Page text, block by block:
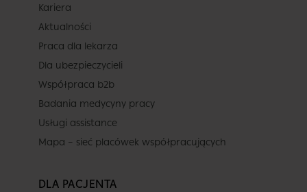
Kariera
Aktualności
Praca dla lekarza
Dla ubezpieczycieli
Współpraca b2b
Badania medycyny pracy
Usługi assistance
Mapa – sieć placówek współpracujących
DLA PACJENTA